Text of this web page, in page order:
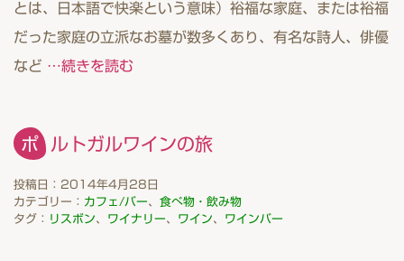
とは、日本語で快楽という意味）裕福な家庭、または裕福
だった家庭の立派なお墓が数多くあり、有名な詩人、俳優
など …続きを読む
ポルトガルワインの旅
投稿日：2014年4月28日
カテゴリー： カフェ/バー、 食べ物・飲み物
タグ：
リスボン、 ワイナリー、 ワイン、 ワインバー